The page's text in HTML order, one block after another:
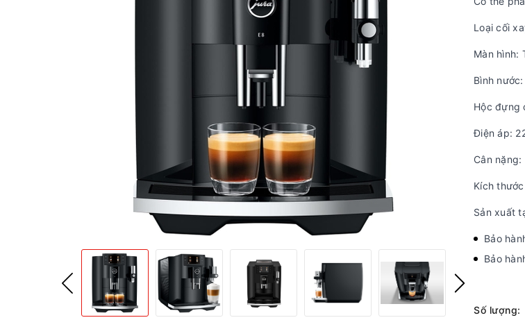
Loại cối
Màn hình:
Bình nước:
Hộc đựng
Điện áp:
Cân nặng:
Kích
Sản xuất
Bảo
Bảo
Số lượng: